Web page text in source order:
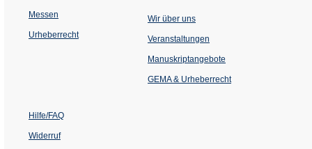
Messen
Urheberrecht
Wir über uns
Veranstaltungen
einem
Tab)
Manuskriptangebote
GEMA & Urheberrecht
Hilfe/FAQ
Widerruf